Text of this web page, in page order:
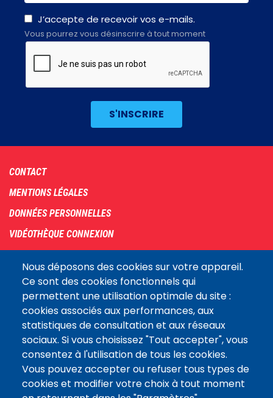
Nous déposons des cookies sur votre appareil.
Ce sont des cookies fonctionnels qui
permettent une utilisation optimale du site :
cookies associés aux performances, aux
statistiques de consultation et aux réseaux
sociaux. Si vous choisissez "Tout accepter", vous
consentez à l'utilisation de tous les cookies.
Vous pouvez accepter ou refuser tous types de
cookies et modifier votre choix à tout moment
J’accepte de recevoir vos e-mails.
Vous pourrez vous désinscrire à tout moment
Footer
menu
CONTACT
MENTIONS LÉGALES
DONNÉES PERSONNELLES
VIDÉOTHÈQUE CONNEXION
COOKIES
Assemblée
nationaleLE SITE DE L’ASSEMBLÉE NATIONALE
Suivez-nous